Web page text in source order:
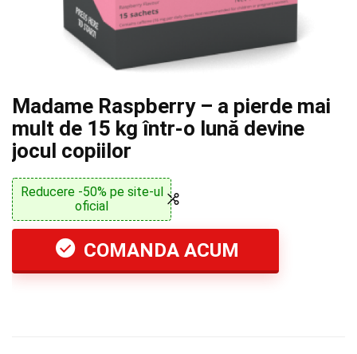
Madame Raspberry – a pierde mai
mult de 15 kg într-o lună devine
jocul copiilor
Reducere -50% pe site-ul
oficial
COMANDA ACUM